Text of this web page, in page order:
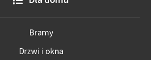
Bramy
Drzwi i okna